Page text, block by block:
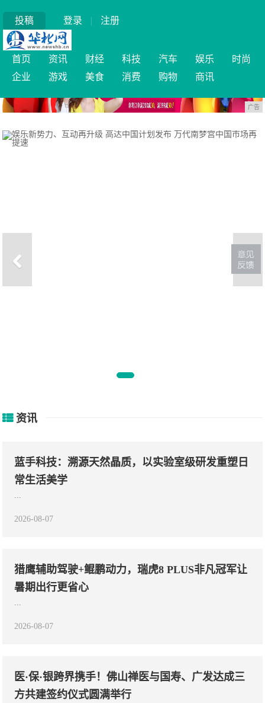
投稿 登录 | 注册
首页 资讯 财经 科技 汽车 娱乐
时尚
企业
游戏 美食 消费 购物 商讯
广告
资讯
蓝手科技：溯源天然晶质，以实验室级研发重塑日
常生活美学
...
2026-08-07
猎鹰辅助驾驶+鲲鹏动力，瑞虎8 PLUS非凡冠军让
暑期出行更省心
...
2026-08-07
医·保·银跨界携手！佛山禅医与国寿、广发达成三
方共建签约仪式圆满举行